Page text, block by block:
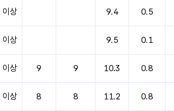
이상 9.4 0.5
이상 9.5 0.1
이상 9 9 10.3 0.8
이상 8 8 11.2 0.8